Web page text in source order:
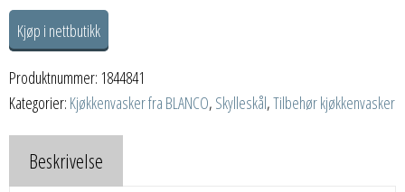
Kjøp i nettbutikk
Produktnummer: 1844841
Kategorier: Kjøkkenvasker fra BLANCO, Skylleskål,Tilbehør kjøkkenvasker
Beskrivelse